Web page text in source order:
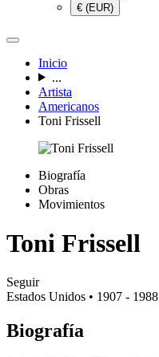
€ (EUR)
Inicio
...
Artista
Americanos
Toni Frissell
Biografía
Obras
Movimientos
Toni Frissell
Seguir
Estados Unidos • 1907 - 1988
Biografía